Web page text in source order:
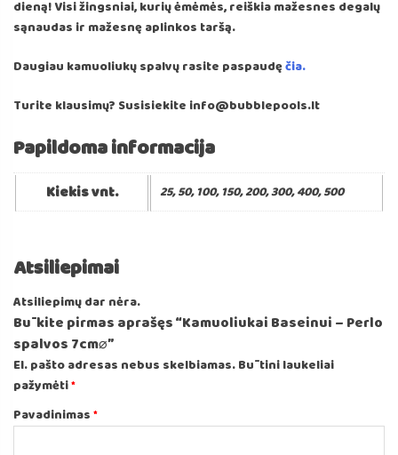
dieną! Visi žingsniai, kurių ėmėmės, reiškia mažesnes degalų
sąnaudas ir mažesnę aplinkos taršą.
Daugiau kamuoliukų spalvų rasite paspaudęčia.
Turite klausimų? Susisiekite info@bubblepools.lt
Papildoma informacija
Kiekis vnt. 25, 50, 100, 150, 200, 300, 400, 500
Atsiliepimai
Atsiliepimų dar nėra.
Būkite pirmas aprašęs “Kamuoliukai Baseinui – Perlo
spalvos 7cm⌀”
El. pašto adresas nebus skelbiamas.Būtini laukeliai
pažymėti*
Pavadinimas*